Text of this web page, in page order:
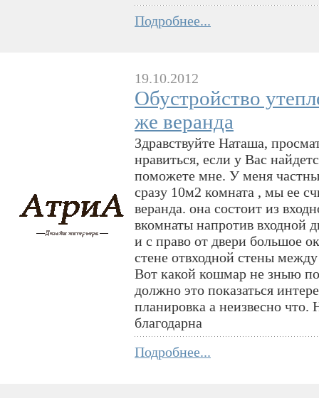
Подробнее...
19.10.2012
Обустройство
же веранда
Здравствуйте Наташа,
нравиться, если у Вас
поможете мне. У меня
сразу 10м2 комната , мы ее
веранда. она состоит из
вкомнаты напротив входной
и с право от двери большое
стене отвходной стены
Вот какой кошмар не зныю
должно это показаться
планировка а неизвесно
благодарна
Подробнее...